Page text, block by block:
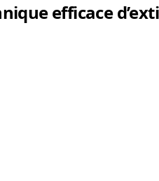
efficace